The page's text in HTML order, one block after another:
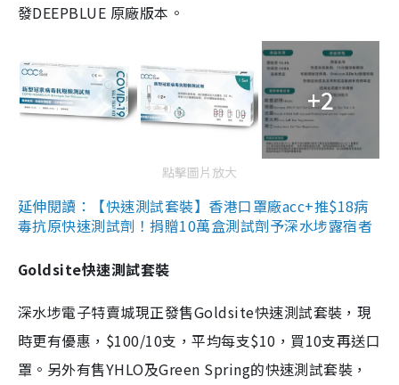
發DEEPBLUE 原廠版本。
+2
點擊圖片放大
延伸閱讀：【快速測試套裝】香港口罩廠acc+推$18病
毒抗原快速測試劑！捐贈10萬盒測試劑予深水埗露宿者
Goldsite快速測試套裝
深水埗電子特賣城現正發售Goldsite快速測試套裝，現
時更有優惠，$100/10支，平均每支$10，買10支再送口
罩。另外有售YHLO及Green Spring的快速測試套裝，